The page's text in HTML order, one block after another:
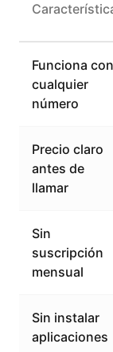
Funciona con
cualquier
número
Precio claro
antes de
llamar
Sin
suscripción
mensual
Sin instalar
aplicaciones